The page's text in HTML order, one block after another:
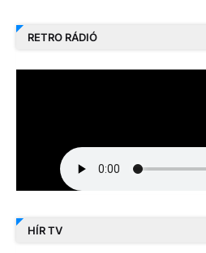
RETRO RÁDIÓ
HÍR TV